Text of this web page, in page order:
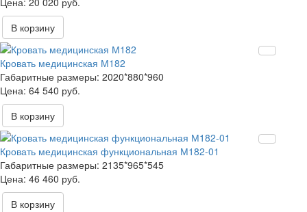
В корзину
Кровать медицинская М182
Габаритные размеры: 2020*880*960
64 540 руб.
В корзину
Кровать медицинская функциональная М182-01
Габаритные размеры: 2135*965*545
46 460 руб.
В корзину